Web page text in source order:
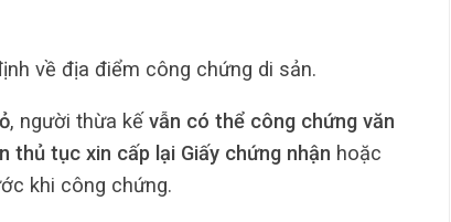
về địa điểm công chứng di sản.
, người thừa kế vẫn có thể công chứng văn
thủ tục xin cấp lại Giấy chứng nhận hoặc
khi công chứng.